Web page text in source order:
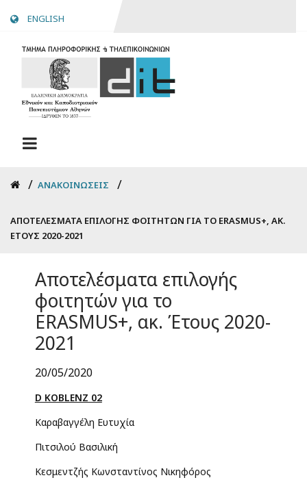
content
ENGLISH
Breadcrumb
ΑΝΑΚΟΙΝΏΣΕΙΣ
ΑΠΟΤΕΛΈΣΜΑΤΑ ΕΠΙΛΟΓΉΣ ΦΟΙΤΗΤΏΝ ΓΙΑ ΤΟ ERASMUS+, ΑΚ.
ΈΤΟΥΣ 2020-2021
Αποτελέσματα επιλογής
φοιτητών για το
ERASMUS+, ακ. Έτους 2020-
2021
20/05/2020
D KOBLENZ 02
Καραβαγγέλη Ευτυχία
Πιτσιλού Βασιλική
Κεσμεντζής Κωνσταντίνος Νικηφόρος